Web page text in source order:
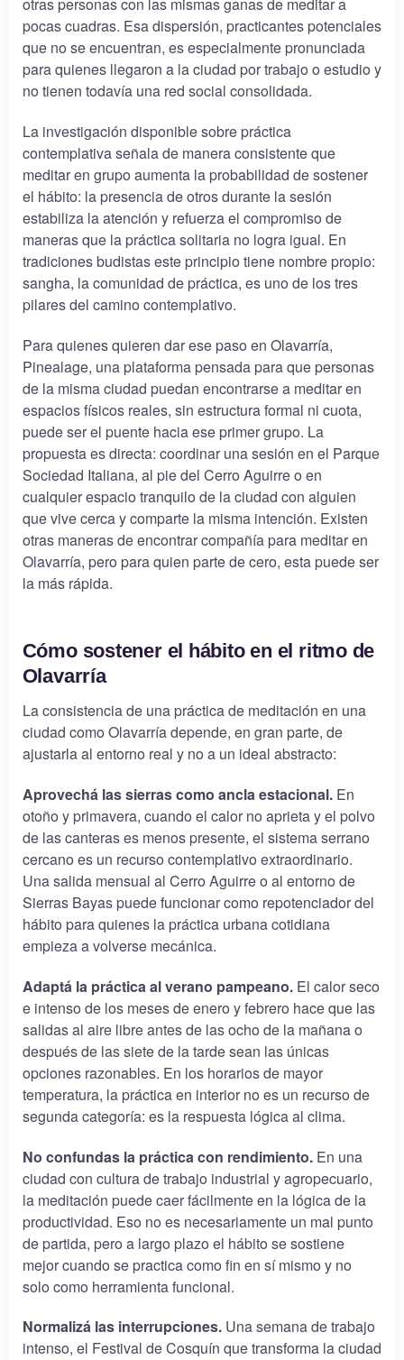
otras personas con las mismas ganas de meditar a
pocas cuadras. Esa dispersión, practicantes potenciales
que no se encuentran, es especialmente pronunciada
para quienes llegaron a la ciudad por trabajo o estudio y
no tienen todavía una red social consolidada.
La investigación disponible sobre práctica
contemplativa señala de manera consistente que
meditar en grupo aumenta la probabilidad de sostener
el hábito: la presencia de otros durante la sesión
estabiliza la atención y refuerza el compromiso de
maneras que la práctica solitaria no logra igual. En
tradiciones budistas este principio tiene nombre propio:
sangha, la comunidad de práctica, es uno de los tres
pilares del camino contemplativo.
Para quienes quieren dar ese paso en Olavarría,
Pinealage, una plataforma pensada para que personas
de la misma ciudad puedan encontrarse a meditar en
espacios físicos reales, sin estructura formal ni cuota,
puede ser el puente hacia ese primer grupo. La
propuesta es directa: coordinar una sesión en el Parque
Sociedad Italiana, al pie del Cerro Aguirre o en
cualquier espacio tranquilo de la ciudad con alguien
que vive cerca y comparte la misma intención. Existen
otras maneras de encontrar compañía para meditar en
Olavarría, pero para quien parte de cero, esta puede ser
la más rápida.
Cómo sostener el hábito en el ritmo de
Olavarría
La consistencia de una práctica de meditación en una
ciudad como Olavarría depende, en gran parte, de
ajustarla al entorno real y no a un ideal abstracto:
Aprovechá las sierras como ancla estacional.En
otoño y primavera, cuando el calor no aprieta y el polvo
de las canteras es menos presente, el sistema serrano
cercano es un recurso contemplativo extraordinario.
Una salida mensual al Cerro Aguirre o al entorno de
Sierras Bayas puede funcionar como repotenciador del
hábito para quienes la práctica urbana cotidiana
empieza a volverse mecánica.
Adaptá la práctica al verano pampeano.El calor seco
e intenso de los meses de enero y febrero hace que las
salidas al aire libre antes de las ocho de la mañana o
después de las siete de la tarde sean las únicas
opciones razonables. En los horarios de mayor
temperatura, la práctica en interior no es un recurso de
segunda categoría: es la respuesta lógica al clima.
No confundas la práctica con rendimiento.En una
ciudad con cultura de trabajo industrial y agropecuario,
la meditación puede caer fácilmente en la lógica de la
productividad. Eso no es necesariamente un mal punto
de partida, pero a largo plazo el hábito se sostiene
mejor cuando se practica como fin en sí mismo y no
solo como herramienta funcional.
Normalizá las interrupciones.Una semana de trabajo
intenso, el Festival de Cosquín que transforma la ciudad